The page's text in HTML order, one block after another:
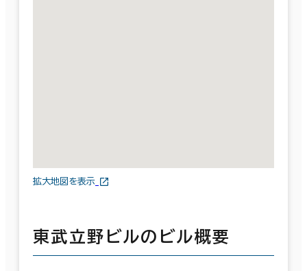
拡大地図を表示
東武立野ビルのビル概要